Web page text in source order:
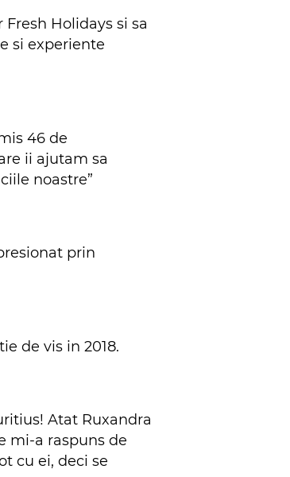
Holidays si sa
si experiente
46 de
ii ajutam sa
noastre”
prin
de vis in 2018.
Atat Ruxandra
mi-a raspuns de
cu ei, deci se